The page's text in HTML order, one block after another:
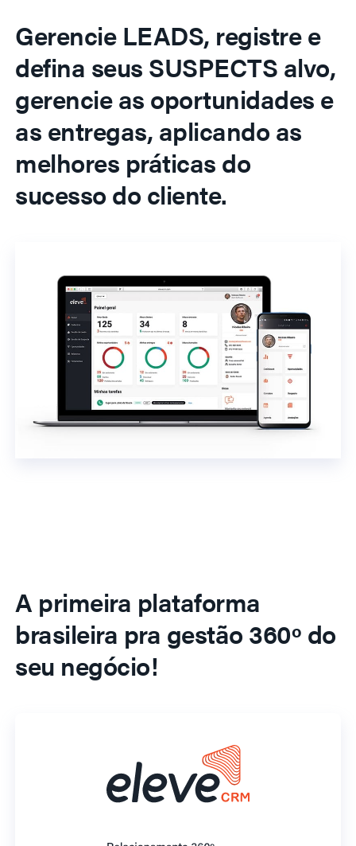
Gerencie LEADS, registre e
defina seus SUSPECTS alvo,
gerencie as oportunidades e
as entregas, aplicando as
melhores práticas do
sucesso do cliente.
A primeira plataforma
brasileira pra gestão 360º do
seu negócio!